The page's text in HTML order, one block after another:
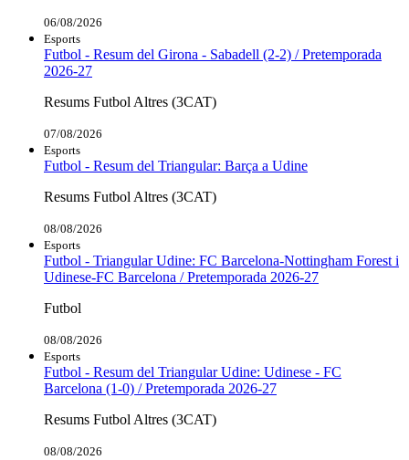
06/08/2026
Esports
Futbol - Resum del Girona - Sabadell (2-2) / Pretemporada
2026-27
Resums Futbol Altres (3CAT)
07/08/2026
Esports
Futbol - Resum del Triangular: Barça a Udine
Resums Futbol Altres (3CAT)
08/08/2026
Esports
Futbol - Triangular Udine: FC Barcelona-Nottingham Forest i
Udinese-FC Barcelona / Pretemporada 2026-27
Futbol
08/08/2026
Esports
Futbol - Resum del Triangular Udine: Udinese - FC
Barcelona (1-0) / Pretemporada 2026-27
Resums Futbol Altres (3CAT)
08/08/2026